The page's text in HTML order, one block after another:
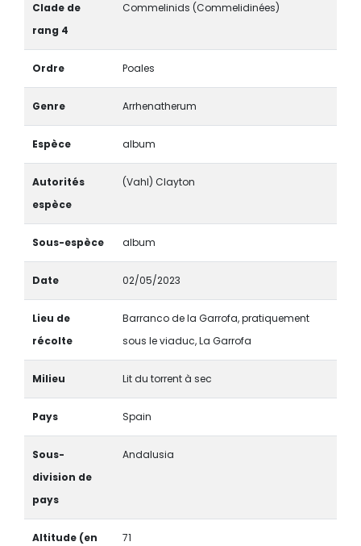
Clade de
rang 4
Commelinids (Commelidinées)
Ordre Poales
Genre Arrhenatherum
Espèce album
Autorités
espèce
(Vahl) Clayton
Sous-espèce album
Date 02/05/2023
Lieu de
récolte
Barranco de la Garrofa, pratiquement
sous le viaduc, La Garrofa
Milieu Lit du torrent à sec
Pays Spain
Sous-
division de
pays
Andalusia
Altitude (en
71